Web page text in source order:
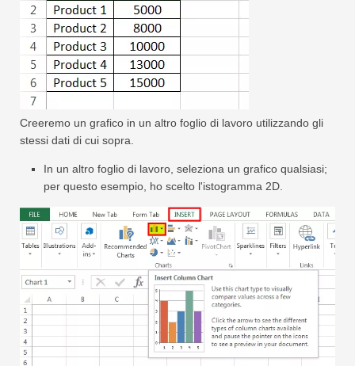
Creeremo un grafico in un altro foglio di lavoro utilizzando gli
stessi dati di cui sopra.
In un altro foglio di lavoro, seleziona un grafico qualsiasi;
per questo esempio, ho scelto l'istogramma 2D.